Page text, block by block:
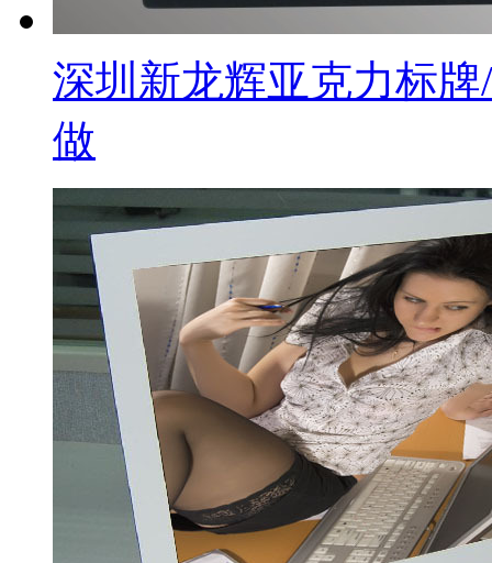
深圳新龙辉亚克力标
做